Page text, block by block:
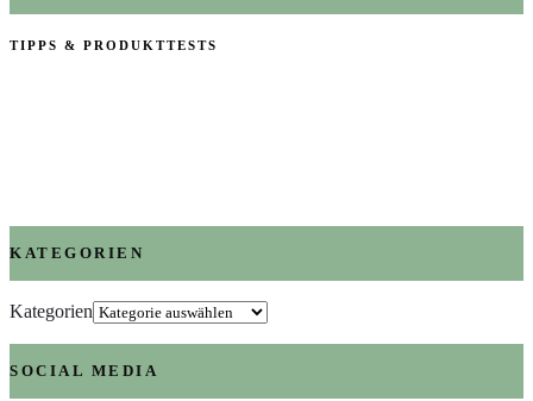
TIPPS & PRODUKTTESTS
KATEGORIEN
Kategorien
SOCIAL MEDIA